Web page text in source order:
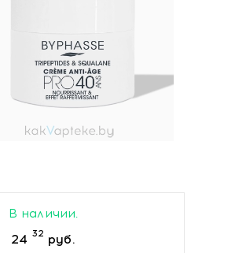
В наличии.
24 32 руб.